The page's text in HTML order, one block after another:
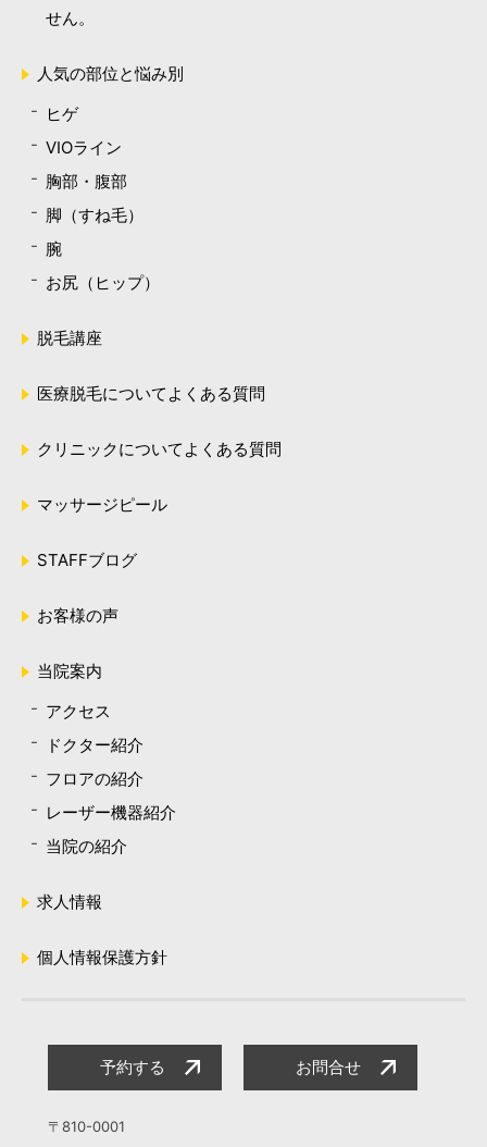
せん。
人気の部位と悩み別
ヒゲ
VIOライン
胸部・腹部
脚（すね毛）
腕
お尻（ヒップ）
脱毛講座
医療脱毛についてよくある質問
クリニックについてよくある質問
マッサージピール
STAFFブログ
お客様の声
当院案内
アクセス
ドクター紹介
フロアの紹介
レーザー機器紹介
当院の紹介
求人情報
個人情報保護方針
予約する お問合せ
〒810-0001